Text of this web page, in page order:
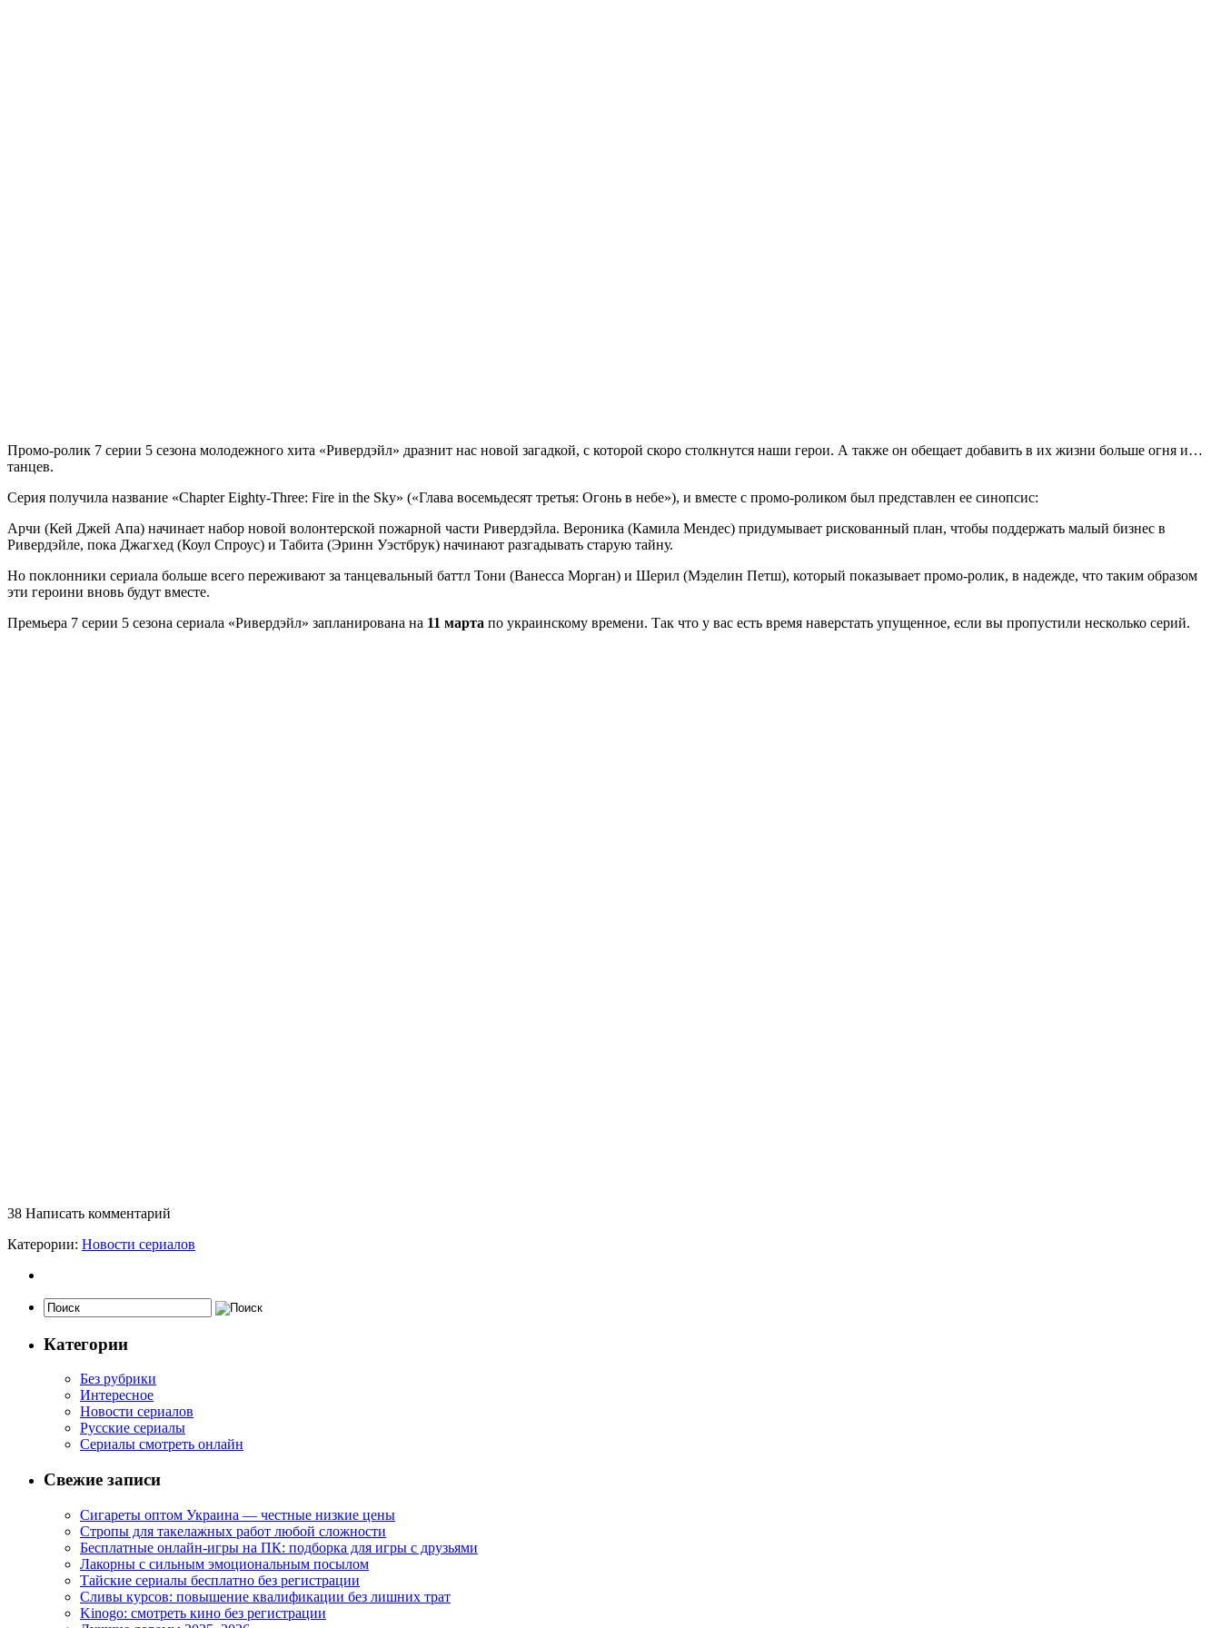
Промо-ролик 7 серии 5 сезона молодежного хита «Ривердэйл» дразнит нас новой загадкой, с которой скоро столкнутся наши герои. А также он обещает добавить в их жизни больше огня и…
танцев.
Серия получила название «Chapter Eighty-Three: Fire in the Sky» («Глава восемьдесят третья: Огонь в небе»), и вместе с промо-роликом был представлен ее синопсис:
Арчи (Кей Джей Апа) начинает набор новой волонтерской пожарной части Ривердэйла. Вероника (Камила Мендес) придумывает рискованный план, чтобы поддержать малый бизнес в
Ривердэйле, пока Джагхед (Коул Спроус) и Табита (Эринн Уэстбрук) начинают разгадывать старую тайну.
Но поклонники сериала больше всего переживают за танцевальный баттл Тони (Ванесса Морган) и Шерил (Мэделин Петш), который показывает промо-ролик, в надежде, что таким образом
эти героини вновь будут вместе.
Премьера 7 серии 5 сезона сериала «Ривердэйл» запланирована на 11 марта по украинскому времени. Так что у вас есть время наверстать упущенное, если вы пропустили несколько серий.
38 Написать комментарий
Катерории: Новости сериалов
Категории
Без рубрики
Интересное
Новости сериалов
Русские сериалы
Сериалы смотреть онлайн
Свежие записи
Сигареты оптом Украина — честные низкие цены
Стропы для такелажных работ любой сложности
Бесплатные онлайн-игры на ПК: подборка для игры с друзьями
Лакорны с сильным эмоциональным посылом
Тайские сериалы бесплатно без регистрации
Сливы курсов: повышение квалификации без лишних трат
Kinogo: смотреть кино без регистрации